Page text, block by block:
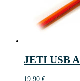
JETI USB
19,90 €